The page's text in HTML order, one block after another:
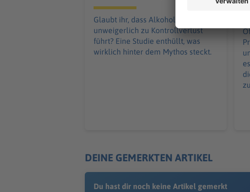
Glaubt ihr, dass Alkohol
unweigerlich zu Kontrollverlust
führt? Eine Studie enthüllt, was
wirklich hinter dem Mythos steckt.
DEINE GEMERKTEN ARTIKEL
Du hast dir noch keine Artikel gemerkt